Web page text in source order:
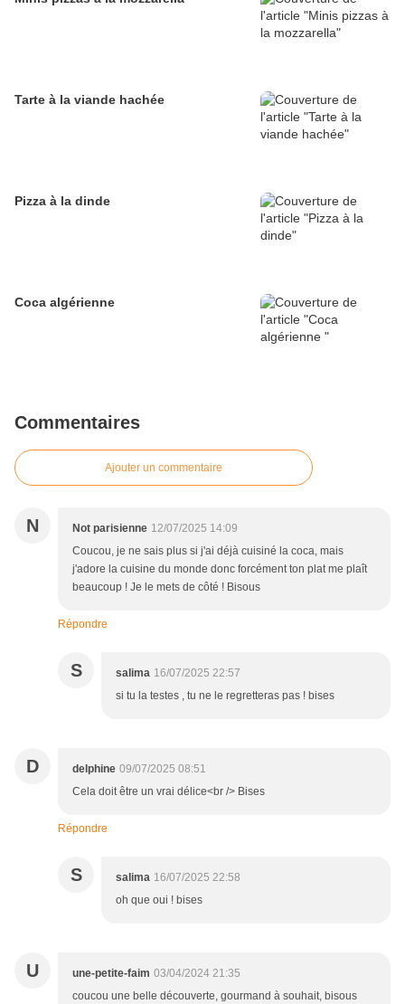
Tarte à la viande hachée
Pizza à la dinde
Coca algérienne
Commentaires
Ajouter un commentaire
N Not parisienne 12/07/2025 14:09
Coucou, je ne sais plus si j'ai déjà cuisiné la coca, mais
j'adore la cuisine du monde donc forcément ton plat me plaît
beaucoup ! Je le mets de côté ! Bisous
Répondre
S salima 16/07/2025 22:57
si tu la testes , tu ne le regretteras pas ! bises
D delphine 09/07/2025 08:51
Cela doit être un vrai délice<br /> Bises
Répondre
S salima 16/07/2025 22:58
oh que oui ! bises
U une-petite-faim 03/04/2024 21:35
coucou une belle découverte, gourmand à souhait, bisous